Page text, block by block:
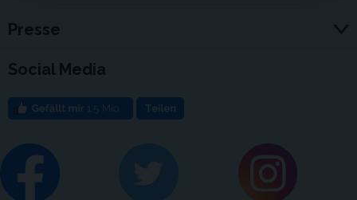
Presse
Social Media